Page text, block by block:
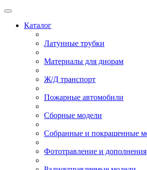
Каталог
Латунные трубки
Материалы для диорам
Ж/Д транспорт
Пожарные автомобили
Сборные модели
Собранные и покрашенные
Фототравление и дополнения